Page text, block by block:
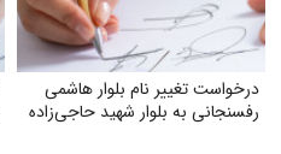
درخواست تغییر نام بلوار هاشمی
رفسنجانی به بلوار شهید حاجی‌زاده